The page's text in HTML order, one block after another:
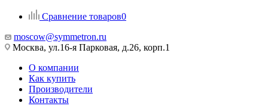
Сравнение товаров0
moscow@symmetron.ru
Москва, ул.16-я Парковая, д.26, корп.1
О компании
Как купить
Производители
Контакты